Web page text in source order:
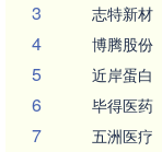
3 志特新材
4 博腾股份
5 近岸蛋白
6 毕得医药
7 五洲医疗